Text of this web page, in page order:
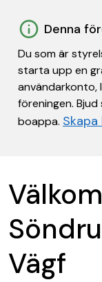
Denna
Du som är
starta upp en
användarkonto,
föreningen.
boappa.
Vägf